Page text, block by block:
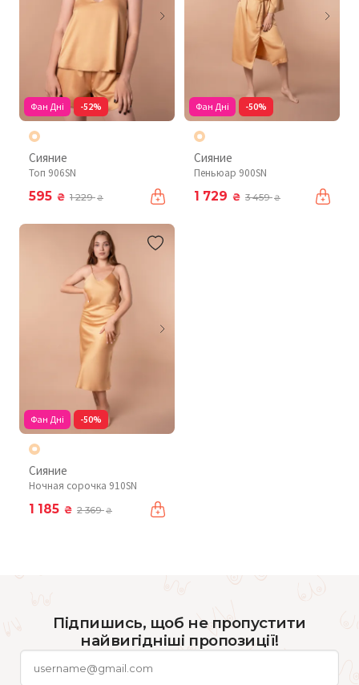
Фан Дні -52%
Сияние
Топ 906SN
595 ₴ 1 229₴
Фан Дні -50%
Сияние
Пеньюар 900SN
1 729 ₴ 3 459₴
Фан Дні -50%
Сияние
Ночная сорочка 910SN
1 185 ₴ 2 369₴
Підпишись, щоб не пропустити
найвигідніші пропозиції!